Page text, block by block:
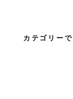
カテゴリー